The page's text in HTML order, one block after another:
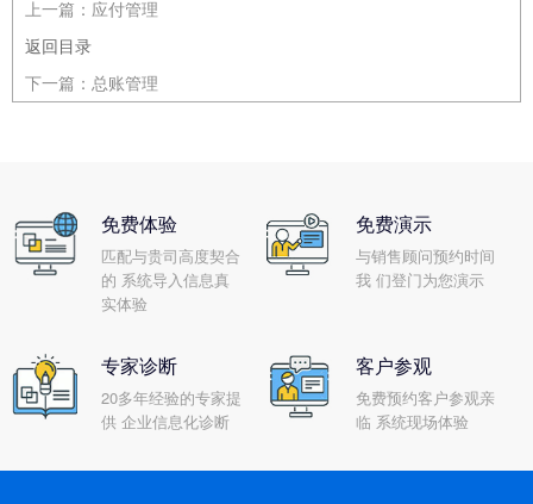
上一篇： 应付管理
返回目录
下一篇： 总账管理
免费体验
匹配与贵司高度契合
的 系统导入信息真
实体验
免费演示
与销售顾问预约时间
我 们登门为您演示
专家诊断
20多年经验的专家提
供 企业信息化诊断
客户参观
免费预约客户参观亲
临 系统现场体验